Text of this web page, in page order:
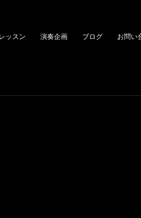
レッスン 演奏企画 ブログ お問い